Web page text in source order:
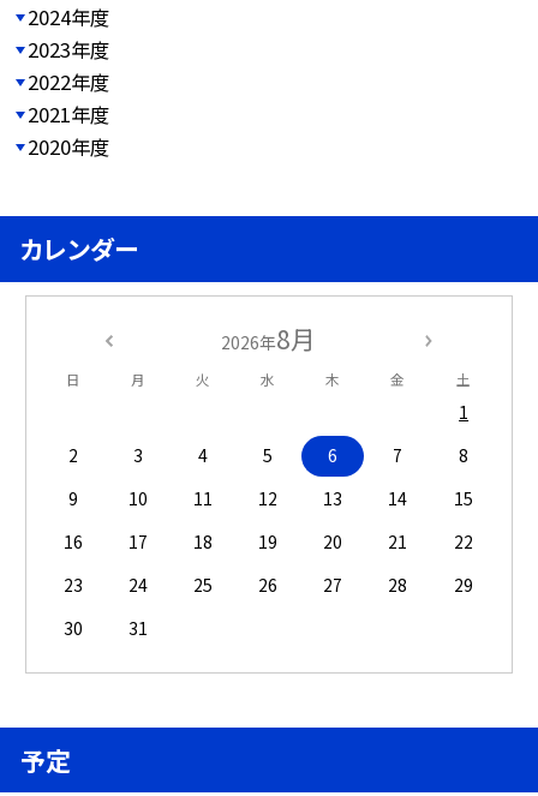
2024年度
2023年度
2022年度
2021年度
2020年度
カレンダー
2026年8月
日 月 火 水 木 金 土
1
2
3 4 5 6 7
8
9
10 11 12 13 14
15
16
17 18 19 20 21
22
23
24 25 26 27 28
29
30
31
予定